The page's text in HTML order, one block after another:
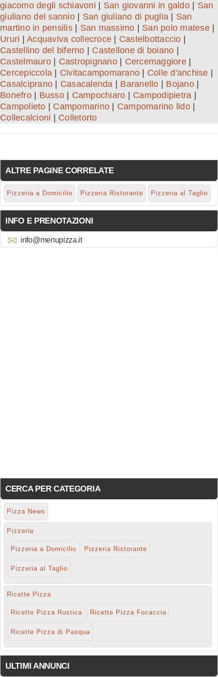
giacomo degli schiavoni
San giovanni in galdo| San
giuliano del sannio| San giuliano di puglia
San
martino in pensilis| San massimo San polo matese|
Ururi
Acquaviva collecroce Castelbottaccio
Castellino del biferno
Castellone di boiano
Castelmauro| Castropignano| Cercemaggiore|
Cercepiccola
Civitacampomarano Colle d'anchise
Casalciprano
Casacalenda Baranello Bojano|
Bonefro| Busso| Campochiaro Campodipietra
Campolieto
Campomarino Campomarino lido|
Collecalcioni
Colletorto
ALTRE PAGINE CORRELATE
Pizzeria a Domicilio Pizzeria Ristorante Pizzeria al Taglio
INFO E PRENOTAZIONI
info@menupizza.it
CERCA PER CATEGORIA
Pizza News
Pizzeria
Pizzeria a Domicilio Pizzeria Ristorante
Pizzeria al Taglio
Ricette Pizza
Ricette Pizza Rustica Ricette Pizza Focaccia
Ricette Pizza di Pasqua
ULTIMI ANNUNCI